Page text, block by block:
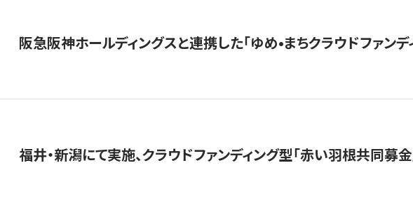
阪急阪神ホールディングスと連携した「ゆめ•まちクラウドファン
福井・新潟にて実施、クラウドファンディング型「赤い羽根共同